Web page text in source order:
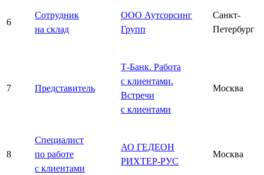
6
Сотрудник
на склад
ООО Аутсорсинг
Групп
Санкт-
Петербург
7 Представитель
Т-Банк. Работа
с клиентами.
Встречи
с клиентами
Москва
8
Специалист
по работе
с клиентами
АО ГЕДЕОН
РИХТЕР-РУС
Москва